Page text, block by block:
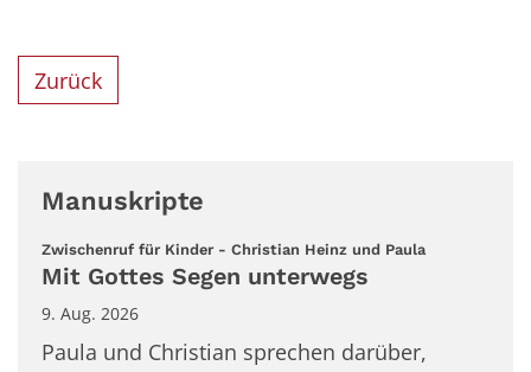
Zurück
Manuskripte
Zwischenruf für Kinder - Christian Heinz und Paula:
Mit Gottes Segen unterwegs
9. Aug. 2026
Paula und Christian sprechen darüber,